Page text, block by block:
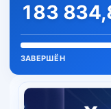
183
ЗАВЕРШЁН